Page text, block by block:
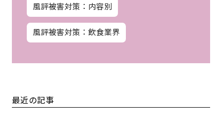
風評被害対策：内容別
風評被害対策：飲食業界
最近の記事